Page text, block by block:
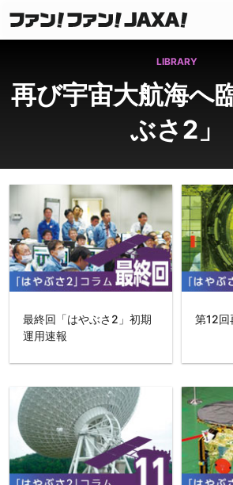
LIBRARY
再び宇宙大航海へ
ぶさ2」
最終回「はやぶさ2」初期
運用速報
第12回